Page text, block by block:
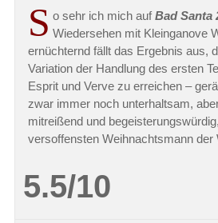
S o sehr ich mich aufBad Santa
Wiedersehen mit Kleinganove
ernüchternd fällt das Ergebnis aus,
Variation der Handlung des ersten
Esprit und Verve zu erreichen –
zwar immer noch unterhaltsam,
mitreißend und
versoffensten Weihnachtsmann der
5.5/10